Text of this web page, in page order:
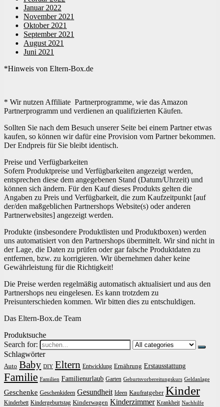
Januar 2022
November 2021
Oktober 2021
September 2021
August 2021
Juni 2021
*Hinweis von Eltern-Box.de
* Wir nutzen Affiliate Partnerprogramme, wie das Amazon
Partnerprogramm und verdienen an qualifizierten Käufen.
Sollten Sie nach dem Besuch unserer Seite bei einem Partner etwas
kaufen, so können wir dafür eine Provision vom Partner bekommen.
Der Endpreis für Sie bleibt identisch.
Preise und Verfügbarkeiten
Sofern Produktpreise und Verfügbarkeiten angezeigt werden,
entsprechen diese dem angegebenen Stand (Datum/Uhrzeit) und
können sich ändern. Für den Kauf dieses Produkts gelten die
Angaben zu Preis und Verfügbarkeit, die zum Kaufzeitpunkt [auf
der/den maßgeblichen Partnershops Website(s) oder anderen
Partnerwebsites] angezeigt werden.
Produkte (insbesondere Produktlisten und Produktboxen) werden
uns automatisiert von den Partnershops übermittelt. Wir sind nicht in
der Lage, die Daten zu prüfen oder gar falsche Produktdaten zu
entfernen, bzw. zu korrigieren. Wir übernehmen daher keine
Gewährleistung für die Richtigkeit!
Die Preise werden regelmäßig automatisch aktualisiert und aus den
Partnershops neu eingelesen. Es kann trotzdem zu
Preisunterschieden kommen. Wir bitten dies zu entschuldigen.
Das Eltern-Box.de Team
Produktsuche
Search for:
Schlagwörter
Auto Baby DIY Eltern Entwicklung Ernährung Erstausstattung
Familie Familien Familienurlaub Garten Geburtsvorbereitungskurs Geldanlage
Geschenke Geschenkideen Gesundheit Ideen Kaufratgeber Kinder
Kinderbett Kindergeburtstag Kinderwagen Kinderzimmer Krankheit Nachhilfe